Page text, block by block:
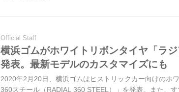
Official Staff
横浜ゴムがホワイトリボンタイヤ「ラ
発表。最新モデルのカスタマイズにも
2020年2月20日、横浜ゴムはヒストリックカー向けのホ
360スチール（RADIAL 360 STEEL）」を発表。また、